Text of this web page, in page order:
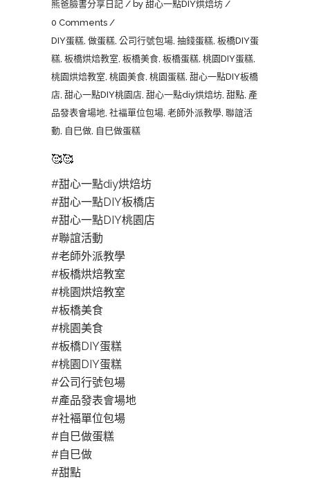
熊爸臉書分享日記 by 甜心一點DIY烘焙坊
0 Comments
DIY蛋糕, 做蛋糕, 公司行號包場, 抽錢蛋糕, 板橋DIY蛋
糕, 板橋烘焙教室, 板橋美食, 板橋蛋糕, 桃園DIY蛋糕,
桃園烘焙教室, 桃園美食, 桃園蛋糕, 甜心一點DIY板橋
店, 甜心一點DIY桃園店, 甜心一點diy烘焙坊, 甜點, 產
品發表會場地, 社褔單位包場, 老師外派教學, 聯誼活
動, 自巳做, 自巳做蛋糕
🥰🥰
#甜心一點diy烘焙坊
#甜心一點DIY板橋店
#甜心一點DIY桃園店
#聯誼活動
#老師外派教學
#板橋烘焙教室
#桃園烘焙教室
#板橋美食
#桃園美食
#板橋DIY蛋糕
#桃園DIY蛋糕
#公司行號包場
#產品發表會場地
#社褔單位包場
#自巳做蛋糕
#自巳做
#甜點